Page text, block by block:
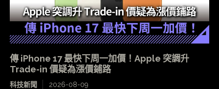
傳 iPhone 17 最快下周一加價！Apple 突調升
Trade-in 價疑為漲價鋪路
科技新聞 2026-08-09